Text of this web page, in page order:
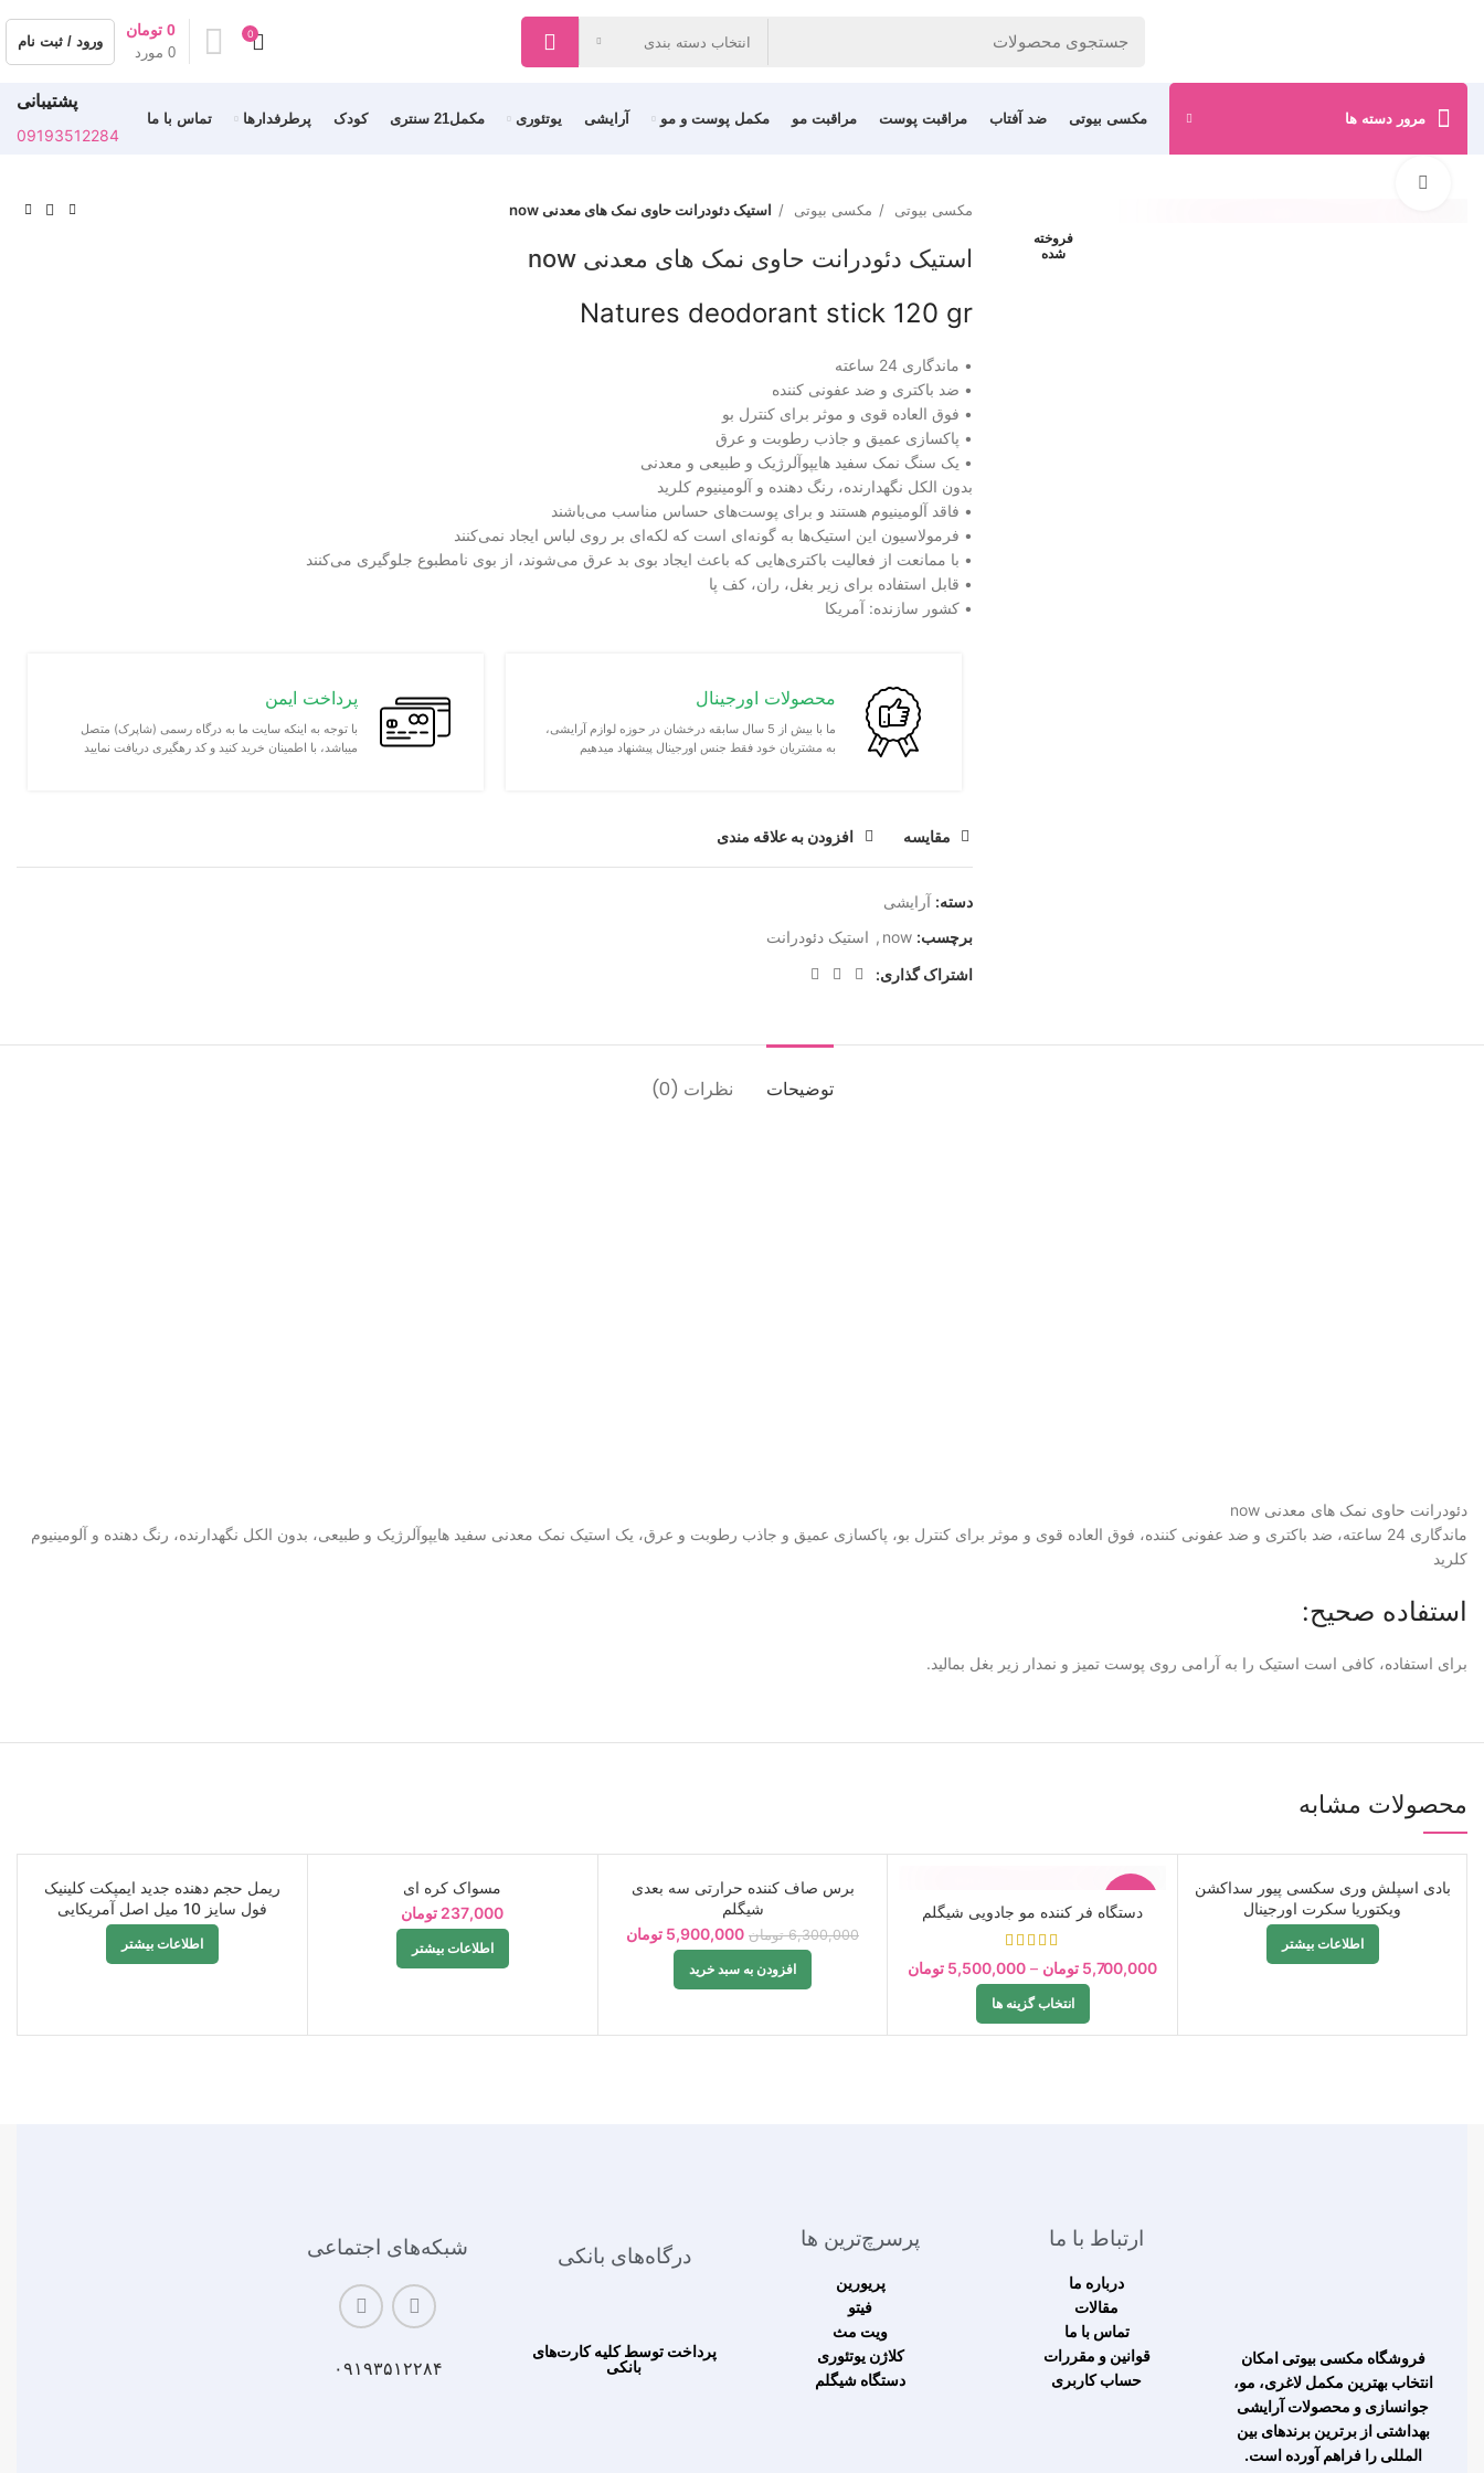
انتخاب دسته بندی 0
0 مورد
0 تومان
ورود / ثبت نام
مرور دسته ها مکسی بیوتی ضد آفتاب مراقبت پوست مراقبت مو مکمل پوست و مو آرایشی یوتئوری مکمل21 سنتری کودک پرطرفدارها تماس با ما
پشتیبانی
09193512284
فروخته
شده
مکسی بیوتی
مکسی بیوتی استیک دئودرانت حاوی نمک های معدنی now
استیک دئودرانت حاوی نمک های معدنی now
Natures deodorant stick 120 gr
• ماندگاری 24 ساعته
• ضد باکتری و ضد عفونی کننده
• فوق العاده قوی و موثر برای کنترل بو
• پاکسازی عمیق و جاذب رطوبت و عرق
• یک سنگ نمک سفید هایپوآلرژیک و طبیعی و معدنی
بدون الکل نگهدارنده، رنگ دهنده و آلومینیوم کلرید
• فاقد آلومینیوم هستند و برای پوست‌های حساس مناسب می‌باشند
• فرمولاسیون این استیک‌ها به گونه‌ای است که لکه‌ای بر روی لباس ایجاد نمی‌کنند
• با ممانعت از فعالیت باکتری‌هایی که باعث ایجاد بوی بد عرق می‌شوند، از بوی نامطبوع جلوگیری می‌کنند
• قابل استفاده برای زیر بغل، ران، کف پا
• کشور سازنده: آمریکا
محصولات اورجینال
ما با بیش از 5 سال سابقه درخشان در حوزه لوازم آرایشی،
به مشتریان خود فقط جنس اورجینال پیشنهاد میدهیم
پرداخت ایمن
با توجه به اینکه سایت ما به درگاه رسمی (شاپرک) متصل
میباشد، با اطمینان خرید کنید و کد رهگیری دریافت نمایید
مقايسه افزودن به علاقه مندی
دسته: آرایشی
برچسب: now
, استیک دئودرانت
اشتراک گذاری:
توضیحات نظرات (0)
دئودرانت حاوی نمک های معدنی now
ماندگاری 24 ساعته، ضد باکتری و ضد عفونی کننده، فوق العاده قوی و موثر برای کنترل بو، پاکسازی عمیق و جاذب رطوبت و عرق، یک استیک نمک معدنی سفید هایپوآلرژیک و طبیعی، بدون الکل نگهدارنده، رنگ دهنده و آلومینیوم
کلرید
استفاده صحیح:
برای استفاده، کافی است استیک را به آرامی روی پوست تمیز و نمدار زیر بغل بمالید.
محصولات مشابه
فروخته
بادی اسپلش وری سکسی پیور سداکشن
ویکتوریا سکرت اورجینال
اطلاعات بیشتر
-19%
دستگاه فر کننده مو جادویی شیگلم
5,700,000 تومان –
5,500,000 تومان
انتخاب گزینه ها
-6%
برس صاف کننده حرارتی سه بعدی
شیگلم
6,300,000 تومان 5,900,000 تومان
افزودن به سبد خرید
مسواک کره ای
237,000 تومان
اطلاعات بیشتر
فروخته
شده
ریمل حجم دهنده جدید ایمپکت کلینیک
فول سایز 10 میل اصل آمریکایی
اطلاعات بیشتر
فروشگاه مکسی بیوتی امکان
انتخاب بهترین مکمل لاغری، مو،
جوانسازی و محصولات آرایشی
بهداشتی از برترین برندهای بین
المللی را فراهم آورده است.
ارتباط با ما
درباره ما
مقالات
تماس با ما
قوانین و مقررات
حساب کاربری
پرسرچ‌ترین ها
پریورین
فیتو
ویت مث
کلاژن یوتئوری
دستگاه شیگلم
درگاه‌های بانکی
پرداخت توسط کلیه کارت‌های
بانکی
شبکه‌های اجتماعی
۰۹۱۹۳۵۱۲۲۸۴